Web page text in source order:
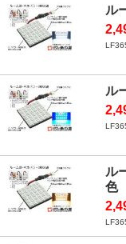
ル
ル
ル
色